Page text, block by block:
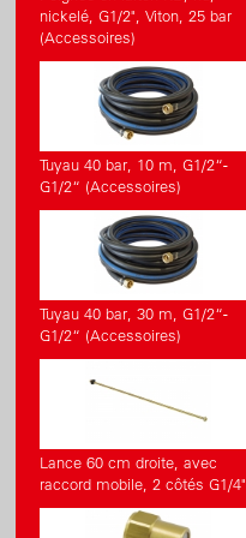
nickelé, G1/2", Viton, 25 bar
(Accessoires)
Tuyau 40 bar, 10 m, G1/2“-
G1/2“ (Accessoires)
Tuyau 40 bar, 30 m, G1/2“-
G1/2“ (Accessoires)
Lance 60 cm droite, avec
raccord mobile, 2 côtés G1/4"